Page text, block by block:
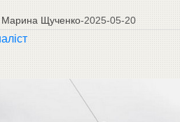
Марина Щученко-2025-05-20